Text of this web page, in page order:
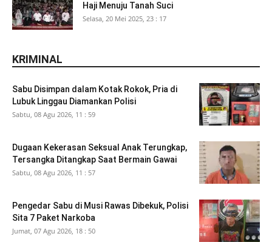
Haji Menuju Tanah Suci
Selasa, 20 Mei 2025, 23 : 17
KRIMINAL
Sabu Disimpan dalam Kotak Rokok, Pria di
Lubuk Linggau Diamankan Polisi
Sabtu, 08 Agu 2026, 11 : 59
Dugaan Kekerasan Seksual Anak Terungkap,
Tersangka Ditangkap Saat Bermain Gawai
Sabtu, 08 Agu 2026, 11 : 57
Pengedar Sabu di Musi Rawas Dibekuk, Polisi
Sita 7 Paket Narkoba
Jumat, 07 Agu 2026, 18 : 50